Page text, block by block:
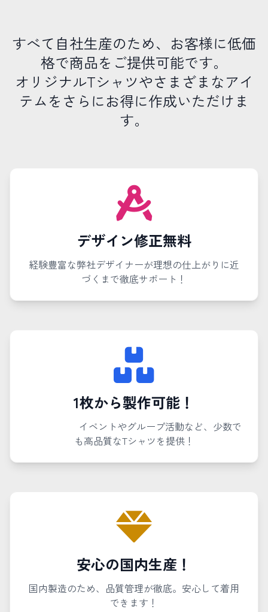
すべて自社生産のため、お客様に低価
格で商品をご提供可能です。
オリジナルTシャツやさまざまなアイ
テムをさらにお得に作成いただけま
す。
デザイン修正無料
経験豊富な弊社デザイナーが理想の仕上がりに近
づくまで徹底サポート！
1枚から製作可能！
イベントやグループ活動など、少数で
も高品質なTシャツを提供！
安心の国内生産！
国内製造のため、品質管理が徹底。安心して着用
できます！